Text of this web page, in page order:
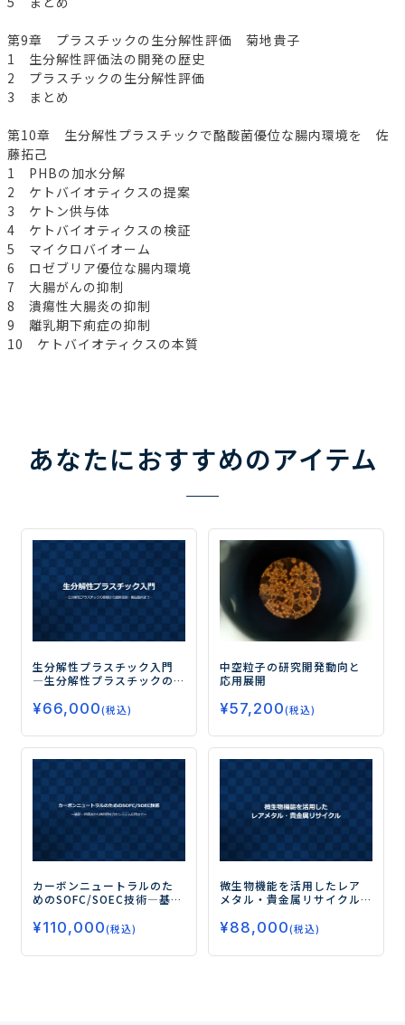
第9章 プラスチックの生分解性評価 菊地貴子
1 生分解性評価法の開発の歴史
2 プラスチックの生分解性評価
3 まとめ
第10章 生分解性プラスチックで酪酸菌優位な腸内環境を 佐
藤拓己
1 PHBの加水分解
2 ケトバイオティクスの提案
3 ケトン供与体
4 ケトバイオティクスの検証
5 マイクロバイオーム
6 ロゼブリア優位な腸内環境
7 大腸がんの抑制
8 潰瘍性大腸炎の抑制
9 離乳期下痢症の抑制
10 ケトバイオティクスの本質
あなたにおすすめのアイテム
生分解性プラスチック入門
―生分解性プラスチックの
向まで―
¥66,000(税込)
中空粒子の研究開発動向と
応用展開
¥57,200(税込)
カーボンニュートラルのた
めのSOFC/SOEC技術―基
むシステム応用まで―
¥110,000(税込)
微生物機能を活用したレア
メタル・貴金属リサイクル
シーズー
¥88,000(税込)